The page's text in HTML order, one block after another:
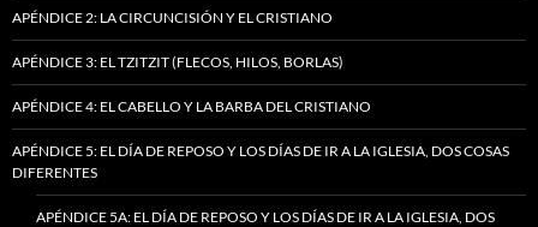
APÉNDICE 2: LA CIRCUNCISIÓN Y EL CRISTIANO
APÉNDICE 3: EL TZITZIT (FLECOS, HILOS, BORLAS)
APÉNDICE 4: EL CABELLO Y LA BARBA DEL CRISTIANO
APÉNDICE 5: EL DÍA DE REPOSO Y LOS DÍAS DE IR A LA IGLESIA, DOS COSAS
DIFERENTES
APÉNDICE 5A: EL DÍA DE REPOSO Y LOS DÍAS DE IR A LA IGLESIA, DOS